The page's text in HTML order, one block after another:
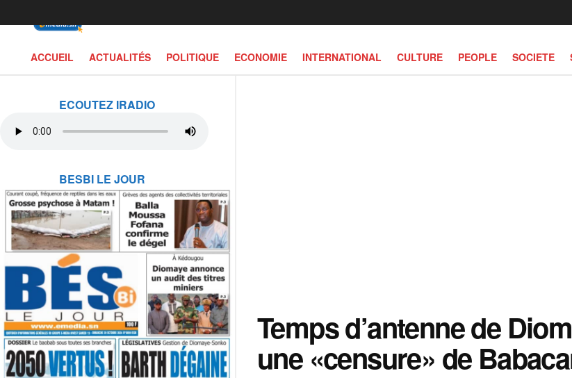
ECOUTEZ IRADIO
BESBI LE JOUR
ACCUEIL ACTUALITÉS POLITIQUE ECONOMIE INTERNATIONAL CULTURE PEOPLE SOCIETE
Temps d’antenne de
une «censure» de